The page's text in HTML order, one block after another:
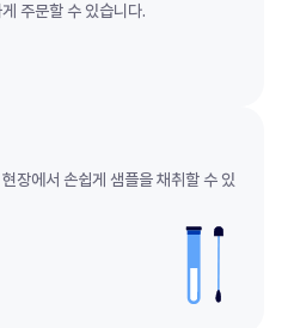
주문할 수 있습니다.
장에서 손쉽게 샘플을 채취할 수 있